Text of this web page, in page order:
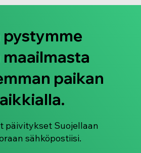
pystymme
paikan
päivitykset Suojellaan
sähköpostiisi.